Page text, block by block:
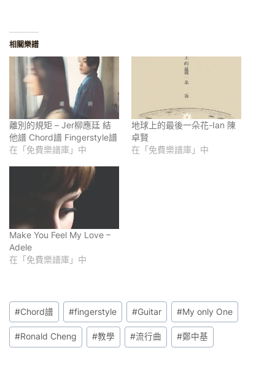
相關樂譜
離別的規矩 – Jer柳應廷 結
他譜 Chord譜 Fingerstyle譜
在「免費樂譜庫」中
地球上的最後一朵花-Ian 陳
卓賢
在「免費樂譜庫」中
Make You Feel My Love –
Adele
在「免費樂譜庫」中
Post
Tags:
#Chord譜 #fingerstyle #Guitar #My only One
#Ronald Cheng #教學 #流行曲 #鄭中基